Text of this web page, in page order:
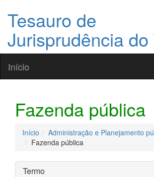
Tesauro de
Jurisprudência do
Início
Fazenda pública
Início
Administração e Planejamento
Fazenda pública
Termo